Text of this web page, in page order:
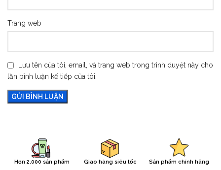
Trang web
Lưu tên của tôi, email, và trang web trong trình duyệt này cho
lần bình luận kế tiếp của tôi.
Hơn 2.000 sản phẩm Giao hàng siêu tốc Sản phẩm chính hãng